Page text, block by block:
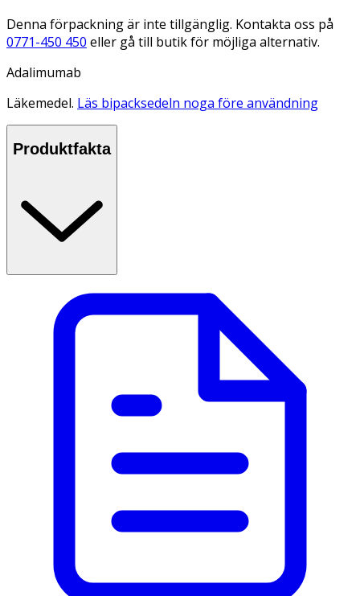
Denna förpackning är inte tillgänglig. Kontakta oss på
0771-450 450 eller gå till butik för möjliga alternativ.
Adalimumab
Läkemedel. Läs bipacksedeln noga före användning
Produktfakta